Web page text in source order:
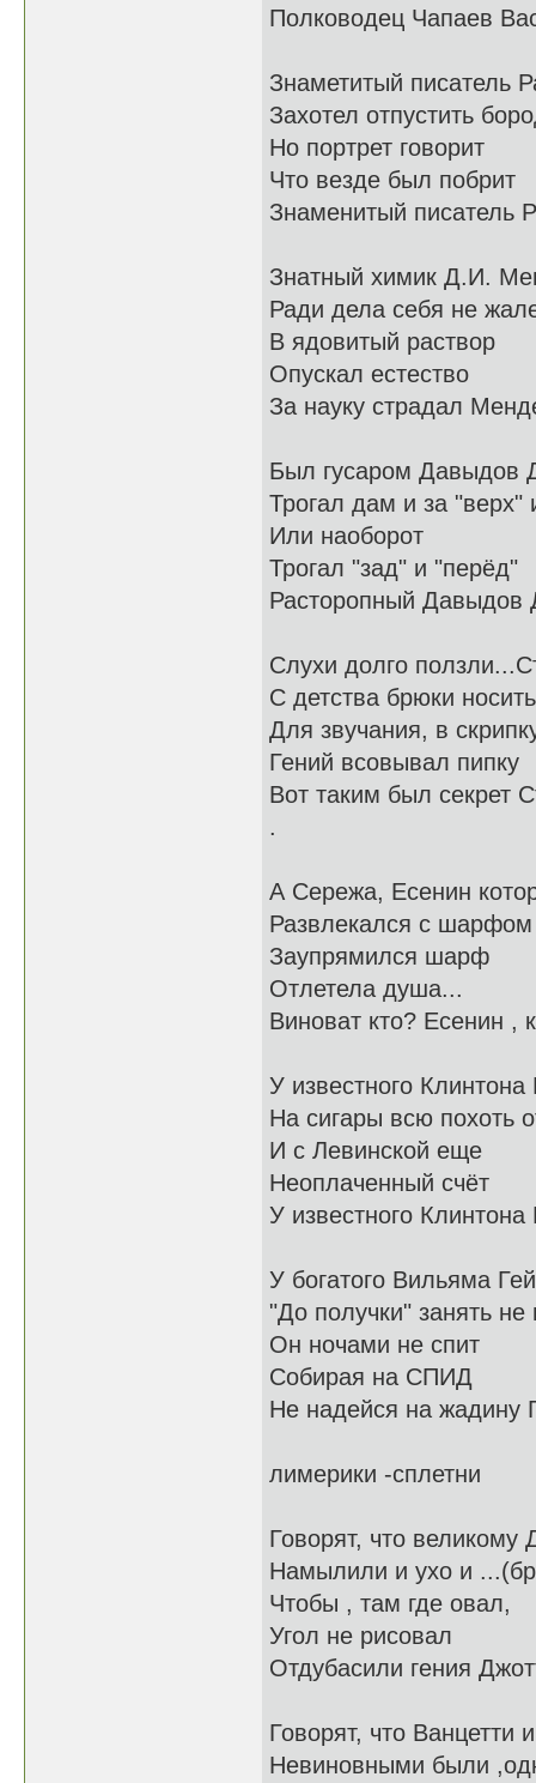
Полководец Чапаев
Знаметитый писатель
Захотел отпустить
Но портрет говорит
Что везде был побрит
Знаменитый писатель
Знатный химик Д.И.
Ради дела себя не
В ядовитый раствор
Опускал естество
За науку страдал
Был гусаром Давыдов
Трогал дам и за "верх"
Или наоборот
Трогал "зад" и "перёд"
Расторопный Давыдов
Слухи долго
С детства брюки
Для звучания, в
Гений всовывал пипку
Вот таким был секрет
.
А Сережа, Есенин
Развлекался с
Заупрямился шарф
Отлетела душа...
Виноват кто? Есенин ,
У известного
На сигары всю похоть
И с Левинской еще
Неоплаченный счёт
У известного
У богатого Вильяма
"До получки" занять не
Он ночами не спит
Собирая на СПИД
Не надейся на жадину
лимерики -сплетни
Говорят, что великому
Намылили и ухо и
Чтобы , там где овал,
Угол не рисовал
Отдубасили гения
Говорят, что Ванцетти
Невиновными были